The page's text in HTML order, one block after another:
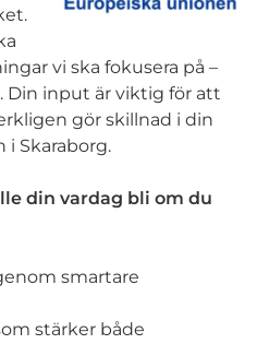
vi ska fokusera på –
Din input är viktig för att
gör skillnad i din
i Skaraborg.
din vardag bli om du
smartare
stärker både